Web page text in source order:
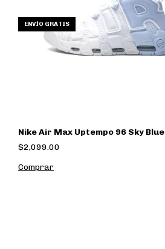
ENVÍO GRATIS
Nike Air Max Uptempo 96 Sky Blue
$2,099.00
Comprar